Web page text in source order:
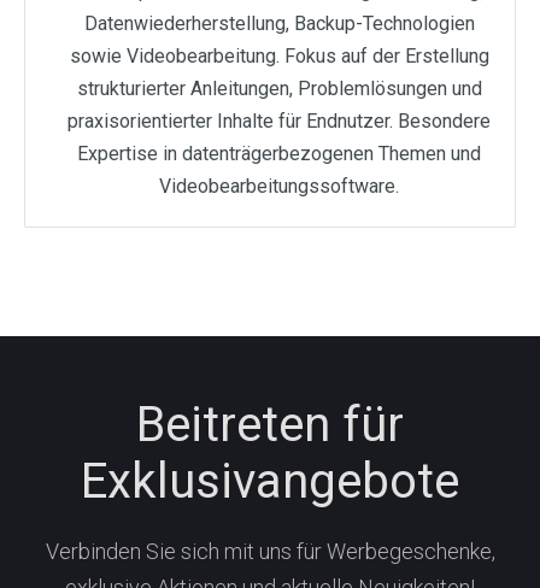
Datenwiederherstellung, Backup-Technologien
sowie Videobearbeitung. Fokus auf der Erstellung
strukturierter Anleitungen, Problemlösungen und
praxisorientierter Inhalte für Endnutzer. Besondere
Expertise in datenträgerbezogenen Themen und
Videobearbeitungssoftware.
Beitreten für
Exklusivangebote
Verbinden Sie sich mit uns für Werbegeschenke,